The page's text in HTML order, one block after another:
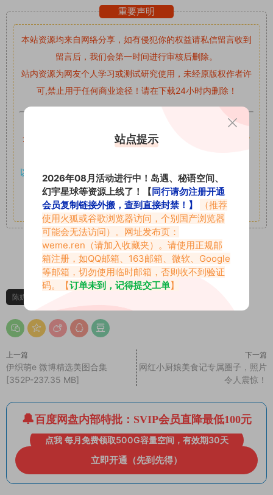
重要声明
本站资源均来自网络分享，如有侵犯你的权益请私信留言收到
留言后，我们会第一时间进行审核后删除。
站内资源为网友个人学习或测试研究使用，未经原版权作者许
可,禁止用于任何商业途径！请在下载24小时内删除！
对应的VIP。
全站付费素材可提供补档服务“均有备份
素材以主流网盘分
以7z、7z分卷格式压缩，解压应下载对应的软件操作，
7-zip；安卓：zarchiver；苹果：解压专家
其它更多疑问请查看站内帮助中心！
1 0
陈妮妮呀
上一篇
伊织萌e 微博精选美图合集
[352P-237.35 MB]
下一篇
网红小厨娘美食记专属圈子，照片
令人震惊！
百度网盘内部特批：SVIP会员直降最低100元
点我 每月免费领取500G容量空间，有效期30天
立即开通（先到先得）
站点提示
2026年08月活动进行中！岛遇、秘语空间、
幻宇星球等资源上线了！【同行请勿注册开通
会员复制链接外搬，查到直接封禁！】
（推荐
使用火狐或谷歌浏览器访问，个别国产浏览器
可能会无法访问）。网址发布页：
weme.ren （请加入收藏夹）。请使用正规邮
箱注册，如QQ邮箱、163邮箱、微软、Google
等邮箱，切勿使用临时邮箱，否则收不到验证
码。【订单未到，记得提交工单】